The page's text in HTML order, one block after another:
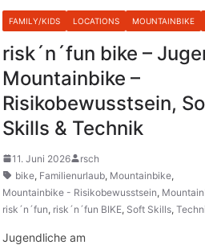
FAMILY/KIDS LOCATIONS MOUNTAINBIKE
risk´n´fun bike –
Mountainbike –
Risikobewusstsein,
Skills & Technik
11. Juni 2026
rsch
bike, Familienurlaub, Mountainbike,
Mountainbike - Risikobewusstsein,
risk´n´fun, risk´n´fun BIKE, Soft Skills,
Jugendliche am